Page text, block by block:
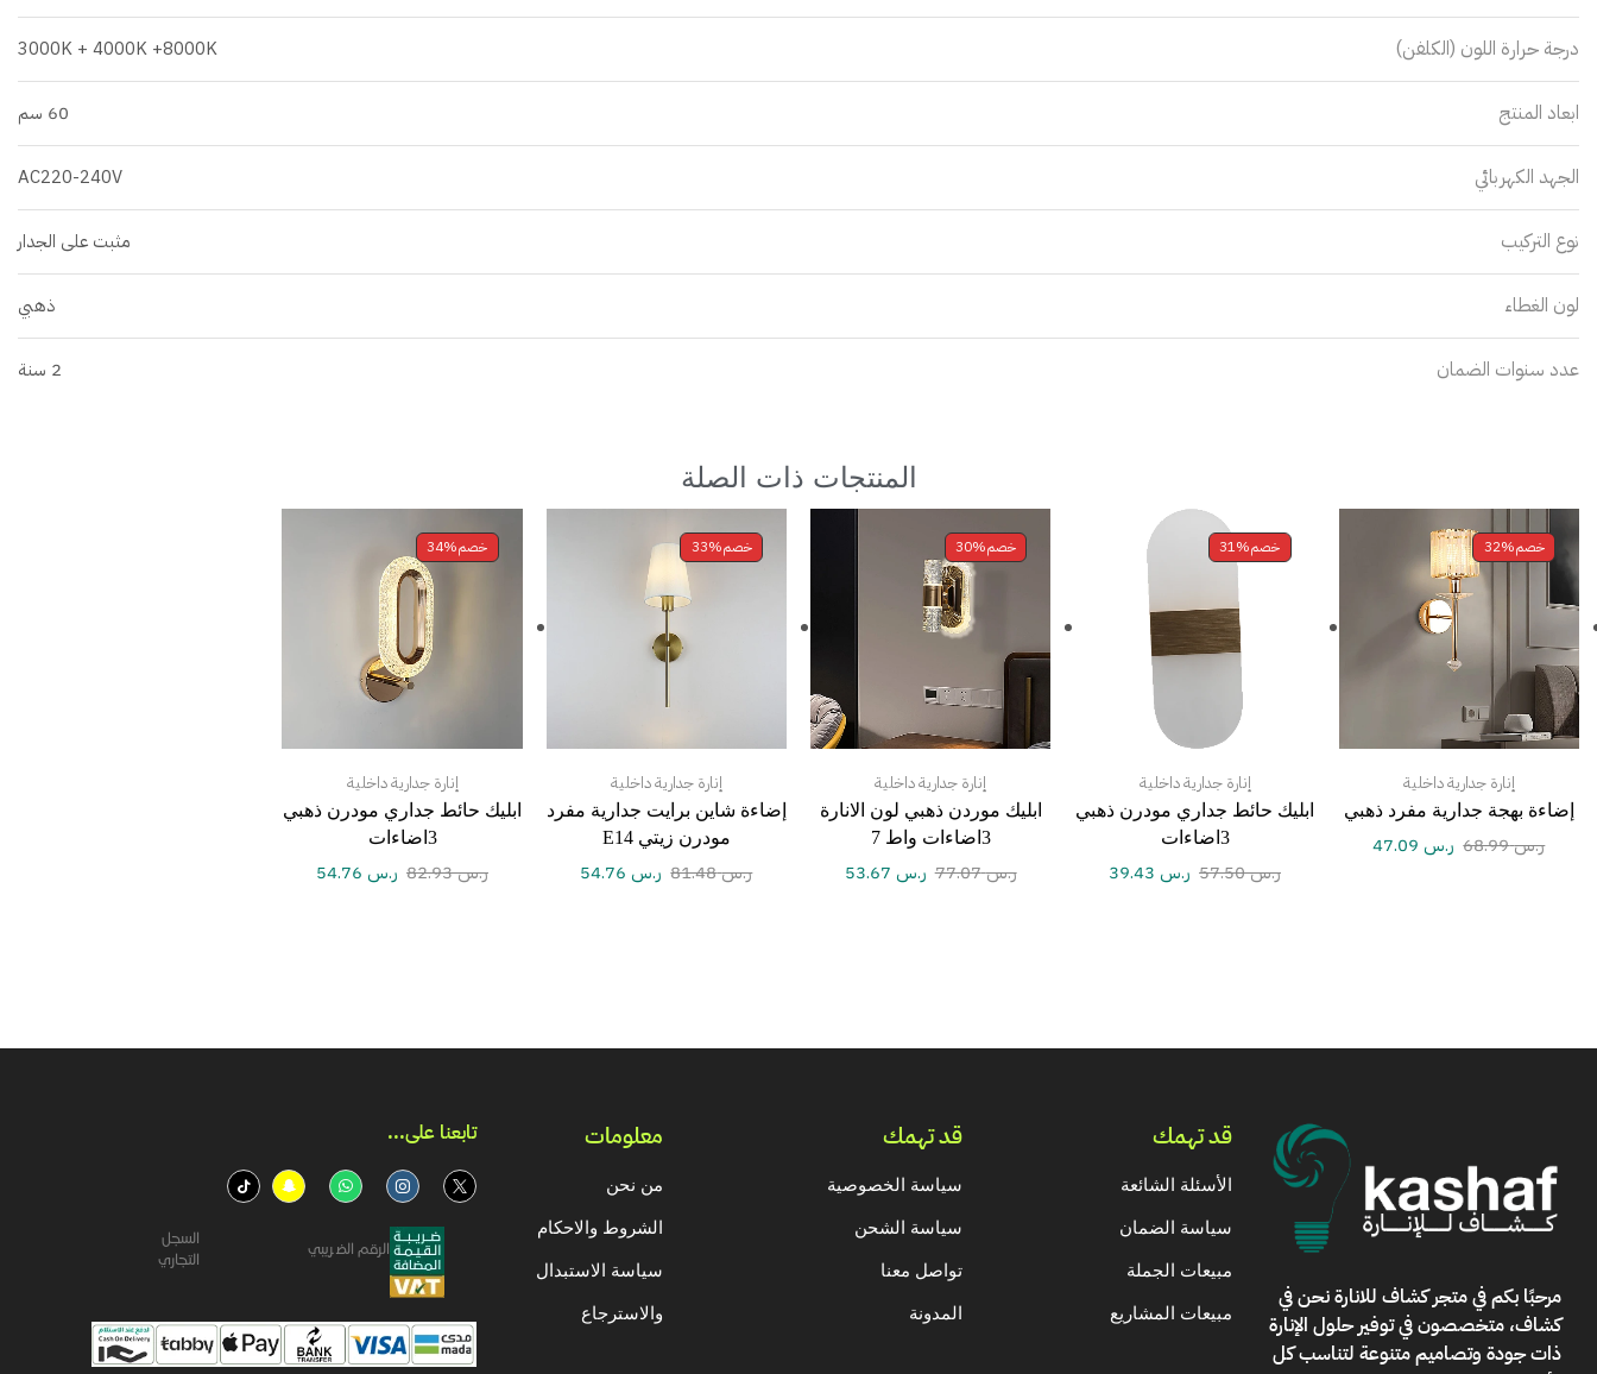
درجة حرارة اللون (الكلفن) 3000K + 4000K +8000K
ابعاد المنتج 60 سم
الجهد الكهربائي AC220-240V
نوع التركيب مثبت على الجدار
لون الغطاء ذهبي
عدد سنوات الضمان 2 سنة
المنتجات ذات الصلة
خصم32%
إنارة جدارية داخلية
إضاءة بهجة جدارية مفرد ذهبي
ر.س68.99 ر.س
خصم31%
إنارة جدارية داخلية
ابليك حائط جداري مودرن ذهبي
3اضاءات
ر.س57.50 ر.س
خصم30%
إنارة جدارية داخلية
ابليك موردن ذهبي لون الانارة
3اضاءات واط 7
ر.س77.07 ر.س
خصم33%
إنارة جدارية داخلية
إضاءة شاين برايت جدارية مفرد
مودرن زيتي E14
ر.س81.48 ر.س
خصم34%
إنارة جدارية داخلية
ابليك حائط جداري مودرن ذهبي
3اضاءات
ر.س82.93 ر.س
مرحبًا بكم فيمتجر كشاف للانارةنحن في
كشاف، متخصصون في توفير حلول الإنارة
ذات جودة وتصاميم متنوعة لتناسب كل
قد تهمك
الأسئلة الشائعة
سياسة الضمان
مبيعات الجملة
مبيعات المشاريع
قد تهمك
سياسة الخصوصية
سياسة الشحن
تواصل معنا
المدونة
معلومات
من نحن
الشروط والاحكام
سياسة الاستبدال
والاسترجاع
تابعنا على...​
الرقم الضريبي
السجل
التجاري